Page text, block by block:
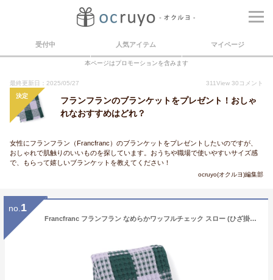
受付中 人気アイテム マイページ
本ページはプロモーションを含みます
最終更新日：2025/05/27 311View 30 コメント
決定
フランフランのブランケットをプレゼント！おしゃ
れなおすすめはどれ？
女性にフランフラン（Francfranc）のブランケットをプレゼントしたいのですが、
おしゃれで肌触りのいいものを探しています。おうちや職場で使いやすいサイズ感
で、もらって嬉しいブランケットを教えてください！
ocruyo(オクルヨ)編集部
no. 1
Francfranc フランフラン なめらかワッフルチェック スロー (ひざ掛け) 170×130cm パープル ワッフル織り ブランケット ギフト